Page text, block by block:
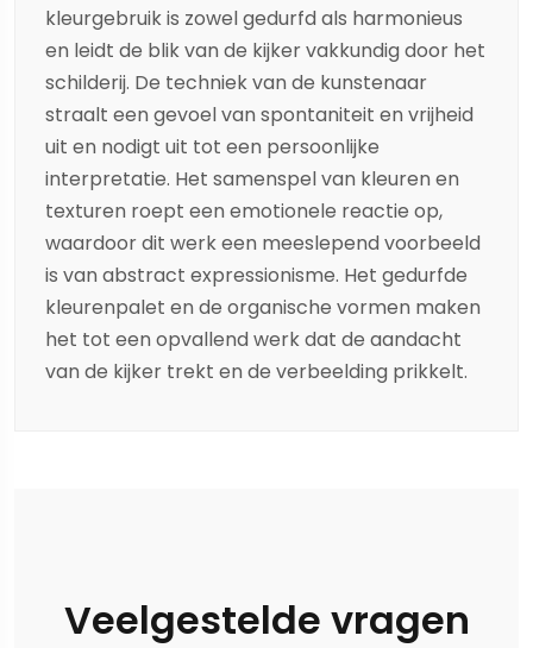
kleurgebruik is zowel gedurfd als harmonieus
en leidt de blik van de kijker vakkundig door het
schilderij. De techniek van de kunstenaar
straalt een gevoel van spontaniteit en vrijheid
uit en nodigt uit tot een persoonlijke
interpretatie. Het samenspel van kleuren en
texturen roept een emotionele reactie op,
waardoor dit werk een meeslepend voorbeeld
is van abstract expressionisme. Het gedurfde
kleurenpalet en de organische vormen maken
het tot een opvallend werk dat de aandacht
van de kijker trekt en de verbeelding prikkelt.
Veelgestelde vragen